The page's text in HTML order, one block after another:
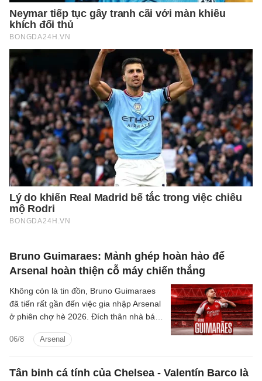
Bruno Guimaraes: Mảnh ghép hoàn hảo để
Arsenal hoàn thiện cỗ máy chiến thắng
06/8 Arsenal
Không còn là tin đồn, Bruno Guimaraes
đã tiến rất gần đến việc gia nhập Arsenal
ở phiên chợ hè 2026. Đích thân nhà báo
nhận thương vụ sắp sửa được hoàn tất.
Dự kiến theo lịch tiền vệ người Brazil sẽ
bay về London trong hôm nay, bắt đầu
Tân binh cá tính của Chelsea - Valentín Barco là